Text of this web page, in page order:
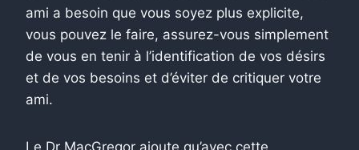
ami a besoin que vous soyez plus explicite,
vous pouvez le faire, assurez-vous simplement
de vous en tenir à l’identification de vos désirs
et de vos besoins et d’éviter de critiquer votre
ami.
Le Dr MacGregor ajoute qu’avec cette